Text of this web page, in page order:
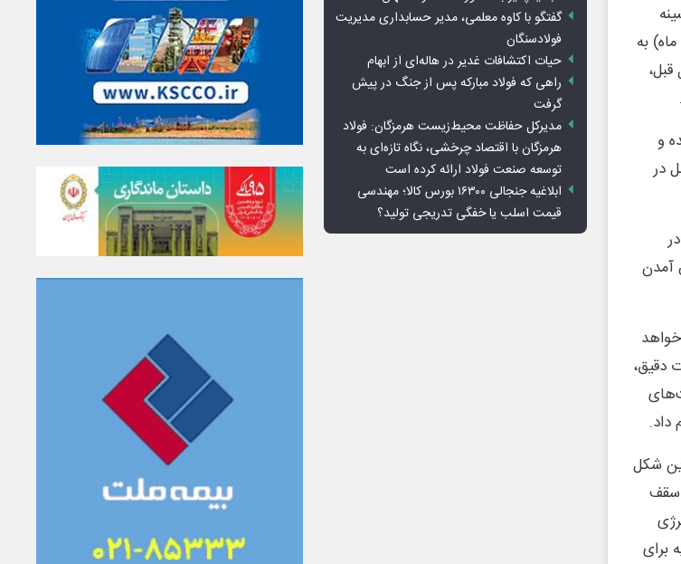
ماه) به
و
در
آمدن
خواهد
دقیق،
داد.
شکل
سقف
برای
گفتگو با کاوه معلمی، مدیر حسابداری مدیریت
فولادسنگان
حیات اکتشافات غدیر در هاله‌ای از ابهام
راهی که فولاد مبارکه پس از جنگ در پیش
گرفت
مدیرکل حفاظت محیط‌زیست هرمزگان: فولاد
هرمزگان با اقتصاد چرخشی، نگاه تازه‌ای به
توسعه صنعت فولاد ارائه کرده است
ابلاغیه جنجالی ۱۶۳۰۰ بورس کالا؛ مهندسی
قیمت اسلب یا خفگی تدریجی تولید؟